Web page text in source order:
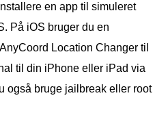
en app til simuleret
På iOS bruger du en
Location Changer til
til din iPhone eller iPad via
også bruge jailbreak eller root